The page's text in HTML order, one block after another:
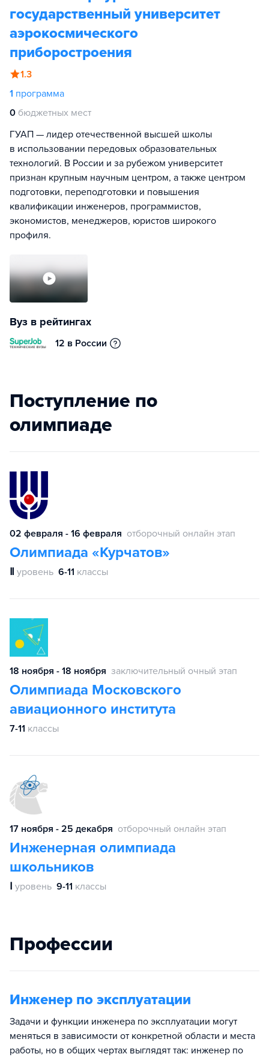
государственный университет
аэрокосмического
приборостроения
1.3
1 программа
0 бюджетных мест
ГУАП — лидер отечественной высшей школы
в использовании передовых образовательных
технологий. В России и за рубежом университет
признан крупным научным центром, а также центром
подготовки, переподготовки и повышения
квалификации инженеров, программистов,
экономистов, менеджеров, юристов широкого
профиля.
Вуз в рейтингах
12 в России
Поступление по
олимпиаде
02 февраля - 16 февраля отборочный онлайн этап
Олимпиада «Курчатов»
Ⅱ уровень 6-11 классы
18 ноября - 18 ноября заключительный очный этап
Олимпиада Московского
авиационного института
7-11 классы
17 ноября - 25 декабря отборочный онлайн этап
Инженерная олимпиада
школьников
Ⅰ уровень 9-11 классы
Профессии
Инженер по эксплуатации
Задачи и функции инженера по эксплуатации могут
меняться в зависимости от конкретной области и места
работы, но в общих чертах выглядят так: инженер по